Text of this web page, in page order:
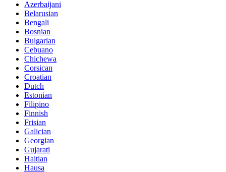
Azerbaijani
Belarusian
Bengali
Bosnian
Bulgarian
Cebuano
Chichewa
Corsican
Croatian
Dutch
Estonian
Filipino
Finnish
Frisian
Galician
Georgian
Gujarati
Haitian
Hausa